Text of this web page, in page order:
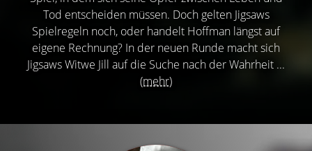
Tod entscheiden müssen. Doch gelten Jigsaws
Spielregeln noch, oder handelt Hoffman längst auf
eigene Rechnung? In der neuen Runde macht sich
Jigsaws Witwe Jill auf die Suche nach der Wahrheit ...
(mehr)